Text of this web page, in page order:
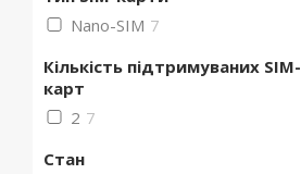
Nano-SIM 7
Кількість підтримуваних SIM-
карт
2 7
Стан